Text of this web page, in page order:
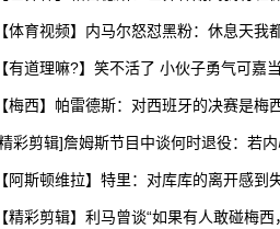
【体育视频】内马尔怒怼黑粉：休息天我
【有道理嘛?】笑不活了 小伙子勇气可嘉
【梅西】帕雷德斯：对西班牙的决赛是梅
彩剪辑]詹姆斯节目中谈何时退役：若内
【阿斯顿维拉】特里：对库库的离开感到
【精彩剪辑】利马曾谈“如果有人敢碰梅西